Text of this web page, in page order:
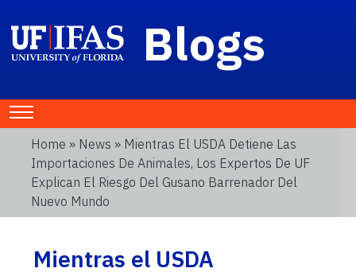
Blogs
Home » News » Mientras El USDA Detiene Las
Importaciones De Animales, Los Expertos De UF
Explican El Riesgo Del Gusano Barrenador Del
Nuevo Mundo
Mientras el USDA